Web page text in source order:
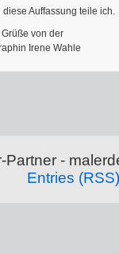
diese Auffassung teile ich.
Grüße von der
Irene Wahle
Partner -
Entries (RSS)